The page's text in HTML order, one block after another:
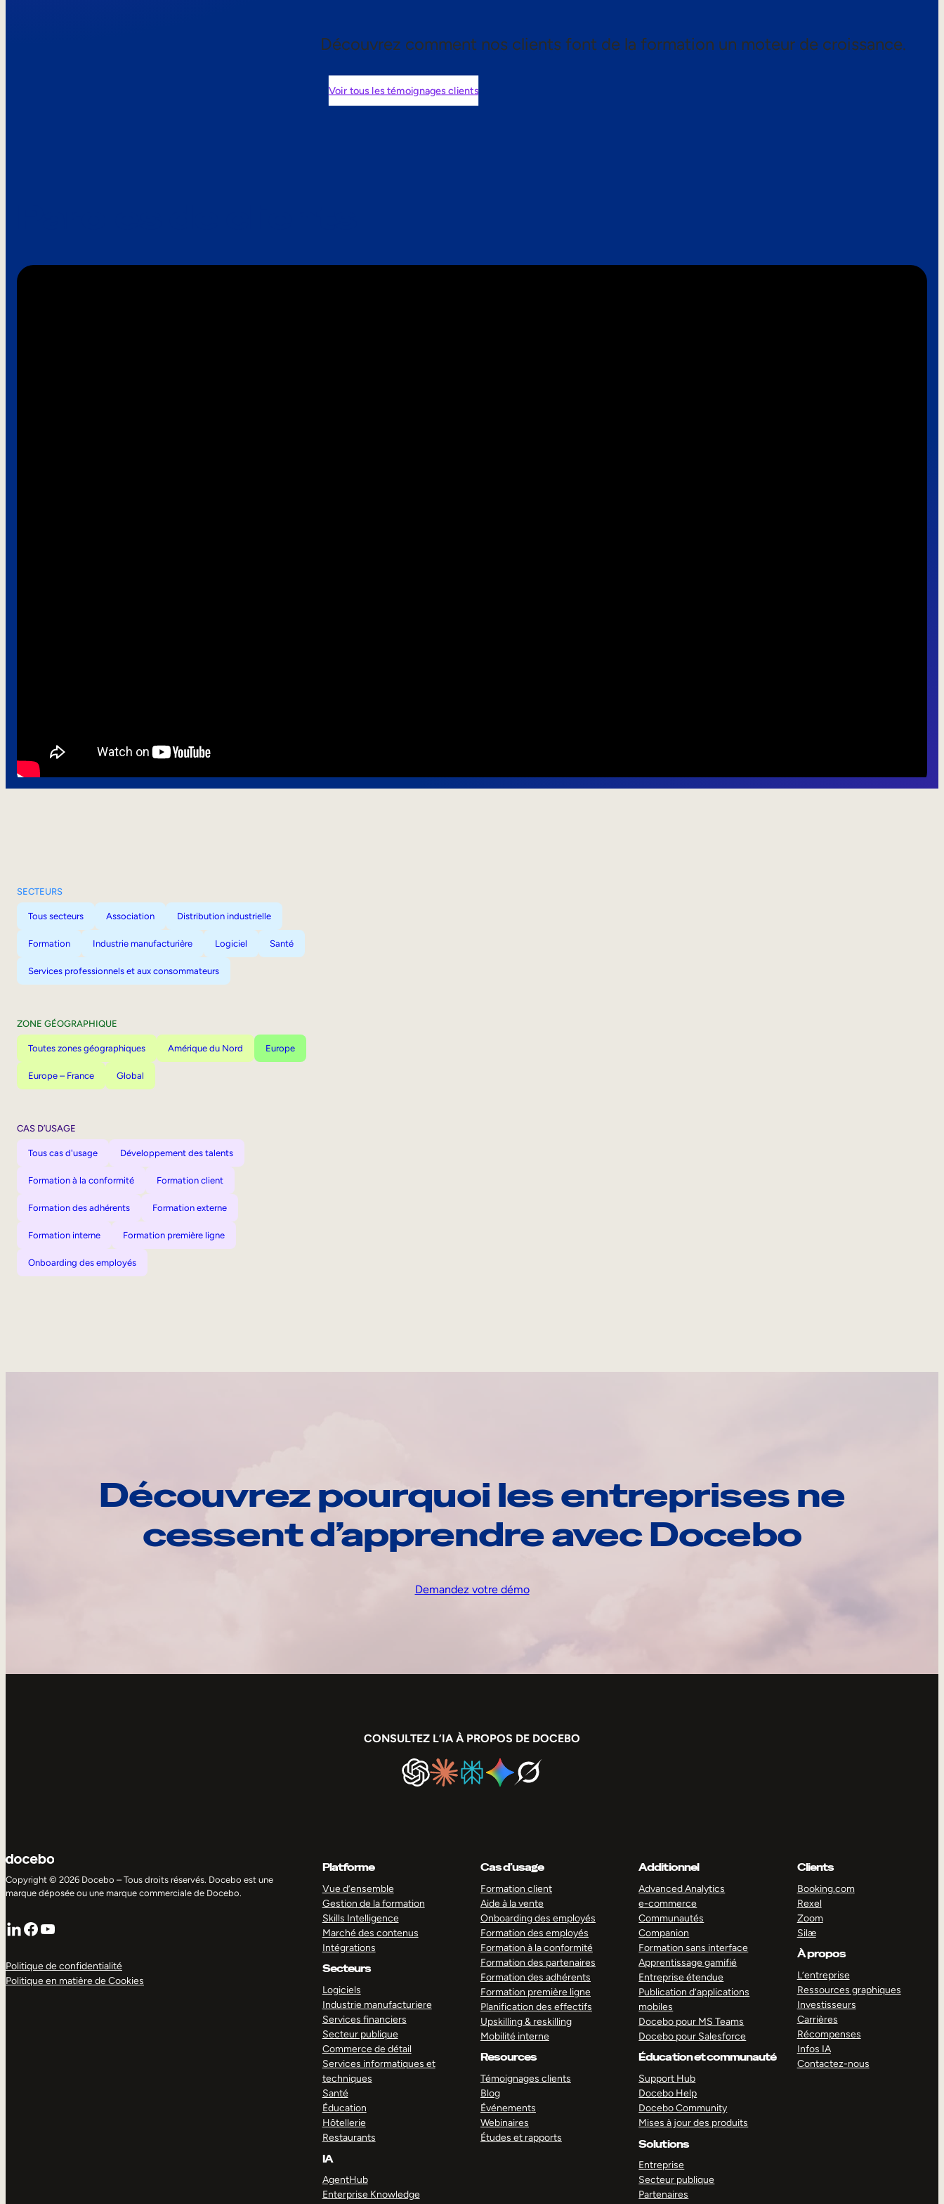
Découvrez comment nos clients font de la formation un moteur de croissance.
Voir tous les témoignages clients
SECTEURS
Tous secteurs Association Distribution industrielle
Formation Industrie manufacturière Logiciel Santé
Services professionnels et aux consommateurs
ZONE GÉOGRAPHIQUE
Toutes zones géographiques Amérique du Nord Europe
Europe – France Global
CAS D’USAGE
Tous cas d'usage Développement des talents
Formation à la conformité Formation client
Formation des adhérents Formation externe
Formation interne Formation première ligne
Onboarding des employés
Découvrez pourquoi les entreprises ne
cessent d’apprendre avec Docebo
Demandez votre démo
CONSULTEZ L’IA À PROPOS DE DOCEBO
Copyright © 2026 Docebo – Tous droits réservés. Docebo est une
marque déposée ou une marque commerciale de Docebo.
LinkedIn
Facebook
YouTube
Politique de confidentialité
Politique en matière de Cookies
Platforme
Vue d’ensemble
Gestion de la formation
Skills Intelligence
Marché des contenus
Intégrations
Secteurs
Logiciels
Industrie manufacturiere
Services financiers
Secteur publique
Commerce de détail
Services informatiques et
techniques
Santé
Éducation
Hôtellerie
Restaurants
IA
AgentHub
Enterprise Knowledge
Cas d’usage
Formation client
Aide à la vente
Onboarding des employés
Formation des employés
Formation à la conformité
Formation des partenaires
Formation des adhérents
Formation première ligne
Planification des effectifs
Upskilling & reskilling
Mobilité interne
Resources
Témoignages clients
Blog
Événements
Webinaires
Études et rapports
Additionnel
Advanced Analytics
e-commerce
Communautés
Companion
Formation sans interface
Apprentissage gamifié
Entreprise étendue
Publication d’applications
mobiles
Docebo pour MS Teams
Docebo pour Salesforce
Éducation et communauté
Support Hub
Docebo Help
Docebo Community
Mises à jour des produits
Solutions
Entreprise
Secteur publique
Partenaires
Clients
Booking.com
Rexel
Zoom
Silæ
À propos
L’entreprise
Ressources graphiques
Investisseurs
Carrières
Récompenses
Infos IA
Contactez-nous